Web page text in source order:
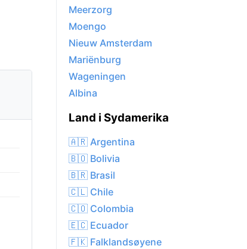
Meerzorg
Moengo
Nieuw Amsterdam
Mariënburg
Wageningen
Albina
Land i Sydamerika
🇦🇷 Argentina
🇧🇴 Bolivia
🇧🇷 Brasil
🇨🇱 Chile
🇨🇴 Colombia
🇪🇨 Ecuador
🇫🇰 Falklandsøyene